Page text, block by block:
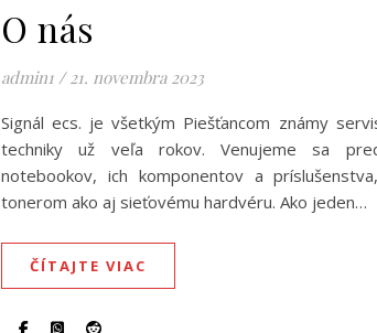
O nás
admin1 / 21. novembra 2023
Signál ecs. je všetkým Piešťancom známy
techniky už veľa rokov. Venujeme sa
notebookov, ich komponentov a
tonerom ako aj sieťovému hardvéru. Ako jeden…
ČÍTAJTE VIAC